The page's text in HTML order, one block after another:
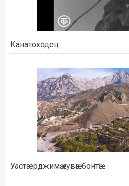
Канатоходец
Уастæрджимӕ кувӕн бонтӕ!